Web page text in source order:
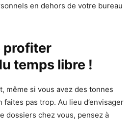
en dehors de votre bureau
profiter
temps libre !
même si vous avez des tonnes
faites pas trop. Au lieu d’envisager
dossiers chez vous, pensez à